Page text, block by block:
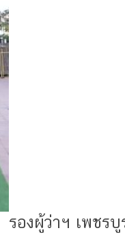
รองผู้ว่าฯ เพชร